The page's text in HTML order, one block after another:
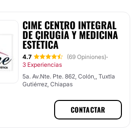
CIME CENTRO INTEGRAL
DE CIRUGÍA Y MEDICINA
ESTÉTICA
4.7 (69 Opiniones)·
3 Experiencias
5a. Av.Nte. Pte. 862, Colón,, Tuxtla
Gutiérrez, Chiapas
CONTACTAR